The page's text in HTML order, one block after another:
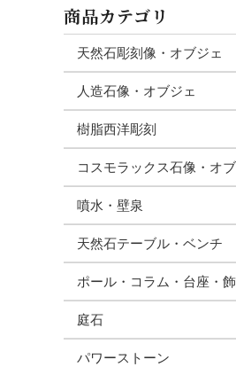
商品カテゴリ
天然石彫刻像・オブジェ
人造石像・オブジェ
樹脂西洋彫刻
コスモラックス石像・オ
噴水・壁泉
天然石テーブル・ベンチ
ポール・コラム・台座・
庭石
パワーストーン